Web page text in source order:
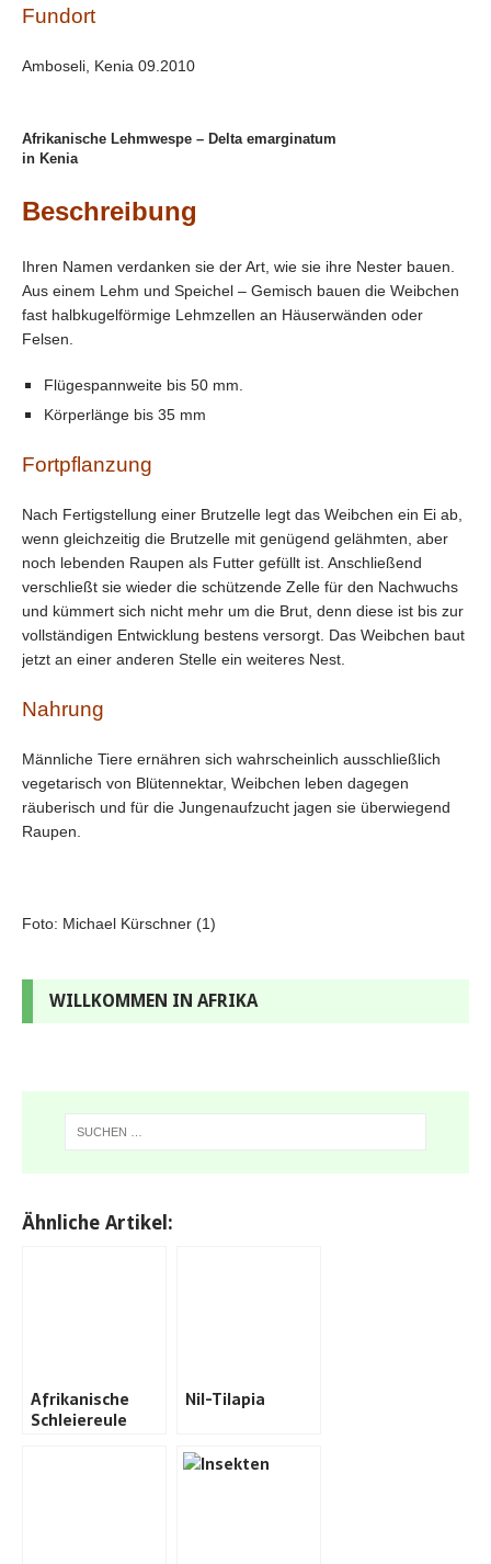
Fundort
Amboseli, Kenia 09.2010
Afrikanische Lehmwespe – Delta emarginatum
in Kenia
Beschreibung
Ihren Namen verdanken sie der Art, wie sie ihre Nester bauen.
Aus einem Lehm und Speichel – Gemisch bauen die Weibchen
fast halbkugelförmige Lehmzellen an Häuserwänden oder
Felsen.
Flügespannweite bis 50 mm.
Körperlänge bis 35 mm
Fortpflanzung
Nach Fertigstellung einer Brutzelle legt das Weibchen ein Ei ab,
wenn gleichzeitig die Brutzelle mit genügend gelähmten, aber
noch lebenden Raupen als Futter gefüllt ist. Anschließend
verschließt sie wieder die schützende Zelle für den Nachwuchs
und kümmert sich nicht mehr um die Brut, denn diese ist bis zur
vollständigen Entwicklung bestens versorgt. Das Weibchen baut
jetzt an einer anderen Stelle ein weiteres Nest.
Nahrung
Männliche Tiere ernähren sich wahrscheinlich ausschließlich
vegetarisch von Blütennektar, Weibchen leben dagegen
räuberisch und für die Jungenaufzucht jagen sie überwiegend
Raupen.
Foto: Michael Kürschner (1)
WILLKOMMEN IN AFRIKA
Ähnliche Artikel:
Afrikanische
Schleiereule
Nil-Tilapia